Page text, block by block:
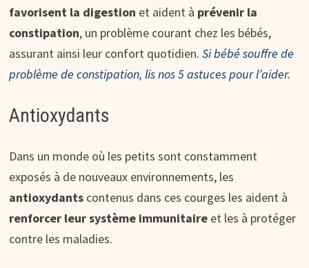
favorisent la digestion et aident à prévenir la
constipation, un problème courant chez les bébés,
assurant ainsi leur confort quotidien. Si bébé souffre de
problème de constipation, lis nos 5 astuces pour l’aider.
Antioxydants
Dans un monde où les petits sont constamment
exposés à de nouveaux environnements, les
antioxydants contenus dans ces courges les aident à
renforcer leur système immunitaireet les à protéger
contre les maladies.